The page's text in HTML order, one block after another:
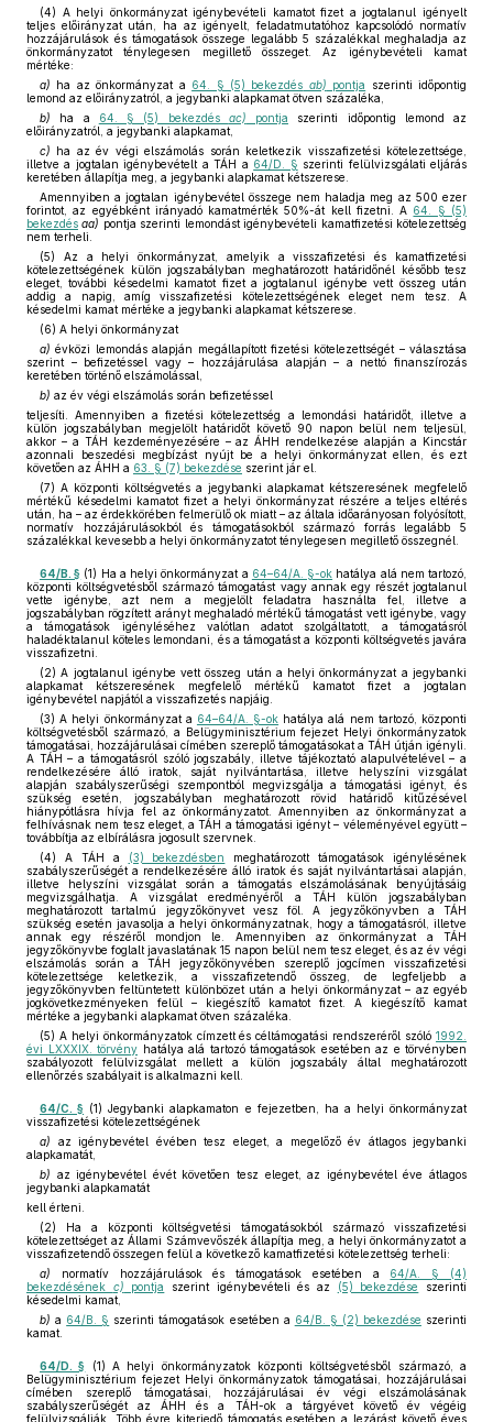
(4) A helyi önkormányzat igénybevételi kamatot fizet a jogtalanul igényelt
teljes előirányzat után, ha az igényelt, feladatmutatóhoz kapcsolódó normatív
hozzájárulások és támogatások összege legalább 5 százalékkal meghaladja az
önkormányzatot ténylegesen megillető összeget. Az igénybevételi kamat
mértéke:
a) ha az önkormányzat a 64. § (5) bekezdés ab) pontja szerinti időpontig
lemond az előirányzatról, a jegybanki alapkamat ötven százaléka,
b) ha a 64. § (5) bekezdés ac) pontja szerinti időpontig lemond az
előirányzatról, a jegybanki alapkamat,
c) ha az év végi elszámolás során keletkezik visszafizetési kötelezettsége,
illetve a jogtalan igénybevételt a TÁH a 64/D. § szerinti felülvizsgálati eljárás
keretében állapítja meg, a jegybanki alapkamat kétszerese.
Amennyiben a jogtalan igénybevétel összege nem haladja meg az 500 ezer
forintot, az egyébként irányadó kamatmérték 50%-át kell fizetni. A 64. § (5)
bekezdés aa) pontja szerinti lemondást igénybevételi kamatfizetési kötelezettség
nem terheli.
(5) Az a helyi önkormányzat, amelyik a visszafizetési és kamatfizetési
kötelezettségének külön jogszabályban meghatározott határidőnél később tesz
eleget, további késedelmi kamatot fizet a jogtalanul igénybe vett összeg után
addig a napig, amíg visszafizetési kötelezettségének eleget nem tesz. A
késedelmi kamat mértéke a jegybanki alapkamat kétszerese.
(6) A helyi önkormányzat
a) évközi lemondás alapján megállapított fizetési kötelezettségét – választása
szerint – befizetéssel vagy – hozzájárulása alapján – a nettó finanszírozás
keretében történő elszámolással,
b) az év végi elszámolás során befizetéssel
teljesíti. Amennyiben a fizetési kötelezettség a lemondási határidőt, illetve a
külön jogszabályban megjelölt határidőt követő 90 napon belül nem teljesül,
akkor – a TÁH kezdeményezésére – az ÁHH rendelkezése alapján a Kincstár
azonnali beszedési megbízást nyújt be a helyi önkormányzat ellen, és ezt
követően az ÁHH a 63. § (7) bekezdése szerint jár el.
(7) A központi költségvetés a jegybanki alapkamat kétszeresének megfelelő
mértékű késedelmi kamatot fizet a helyi önkormányzat részére a teljes eltérés
után, ha – az érdekkörében felmerülő ok miatt – az általa időarányosan folyósított,
normatív hozzájárulásokból és támogatásokból származó forrás legalább 5
százalékkal kevesebb a helyi önkormányzatot ténylegesen megillető összegnél.
64/B. § (1) Ha a helyi önkormányzat a 64–64/A. §-ok hatálya alá nem tartozó,
központi költségvetésből származó támogatást vagy annak egy részét jogtalanul
vette igénybe, azt nem a megjelölt feladatra használta fel, illetve a
jogszabályban rögzített arányt meghaladó mértékű támogatást vett igénybe, vagy
a támogatások igényléséhez valótlan adatot szolgáltatott, a támogatásról
haladéktalanul köteles lemondani, és a támogatást a központi költségvetés javára
visszafizetni.
(2) A jogtalanul igénybe vett összeg után a helyi önkormányzat a jegybanki
alapkamat kétszeresének megfelelő mértékű kamatot fizet a jogtalan
igénybevétel napjától a visszafizetés napjáig.
(3) A helyi önkormányzat a 64–64/A. §-ok hatálya alá nem tartozó, központi
költségvetésből származó, a Belügyminisztérium fejezet Helyi önkormányzatok
támogatásai, hozzájárulásai címében szereplő támogatásokat a TÁH útján igényli.
A TÁH – a támogatásról szóló jogszabály, illetve tájékoztató alapulvételével – a
rendelkezésére álló iratok, saját nyilvántartása, illetve helyszíni vizsgálat
alapján szabályszerűségi szempontból megvizsgálja a támogatási igényt, és
szükség esetén, jogszabályban meghatározott rövid határidő kitűzésével
hiánypótlásra hívja fel az önkormányzatot. Amennyiben az önkormányzat a
felhívásnak nem tesz eleget, a TÁH a támogatási igényt – véleményével együtt –
továbbítja az elbírálásra jogosult szervnek.
(4) A TÁH a
(3) bekezdésben
meghatározott támogatások igénylésének
szabályszerűségét a rendelkezésére álló iratok és saját nyilvántartásai alapján,
illetve helyszíni vizsgálat során a támogatás elszámolásának benyújtásáig
megvizsgálhatja. A vizsgálat eredményéről a TÁH külön jogszabályban
meghatározott tartalmú jegyzőkönyvet vesz föl. A jegyzőkönyvben a TÁH
szükség esetén javasolja a helyi önkormányzatnak, hogy a támogatásról, illetve
annak egy részéről mondjon le. Amennyiben az önkormányzat a TÁH
jegyzőkönyvbe foglalt javaslatának 15 napon belül nem tesz eleget, és az év végi
elszámolás során a TÁH jegyzőkönyvében szereplő jogcímen visszafizetési
kötelezettsége keletkezik, a visszafizetendő összeg, de legfeljebb a
jegyzőkönyvben feltüntetett különbözet után a helyi önkormányzat – az egyéb
jogkövetkezményeken felül – kiegészítő kamatot fizet. A kiegészítő kamat
mértéke a jegybanki alapkamat ötven százaléka.
(5) A helyi önkormányzatok címzett és céltámogatási rendszeréről szóló 1992.
évi LXXXIX. törvény hatálya alá tartozó támogatások esetében az e törvényben
szabályozott felülvizsgálat mellett a külön jogszabály által meghatározott
ellenőrzés szabályait is alkalmazni kell.
64/C. § (1) Jegybanki alapkamaton e fejezetben, ha a helyi önkormányzat
visszafizetési kötelezettségének
a) az igénybevétel évében tesz eleget, a megelőző év átlagos jegybanki
alapkamatát,
b) az igénybevétel évét követően tesz eleget, az igénybevétel éve átlagos
jegybanki alapkamatát
kell érteni.
(2) Ha a központi költségvetési támogatásokból származó visszafizetési
kötelezettséget az Állami Számvevőszék állapítja meg, a helyi önkormányzatot a
visszafizetendő összegen felül a következő kamatfizetési kötelezettség terheli:
a) normatív hozzájárulások és támogatások esetében a 64/A. § (4)
bekezdésének c) pontja szerint igénybevételi és az (5) bekezdése
szerinti
késedelmi kamat,
b) a 64/B. § szerinti támogatások esetében a 64/B. § (2) bekezdése szerinti
kamat.
64/D. § (1) A helyi önkormányzatok központi költségvetésből származó, a
Belügyminisztérium fejezet Helyi önkormányzatok támogatásai, hozzájárulásai
címében szereplő támogatásai, hozzájárulásai év végi elszámolásának
szabályszerűségét az ÁHH és a TÁH-ok a tárgyévet követő év végéig
felülvizsgálják. Több évre kiterjedő támogatás esetében a lezárást követő éves